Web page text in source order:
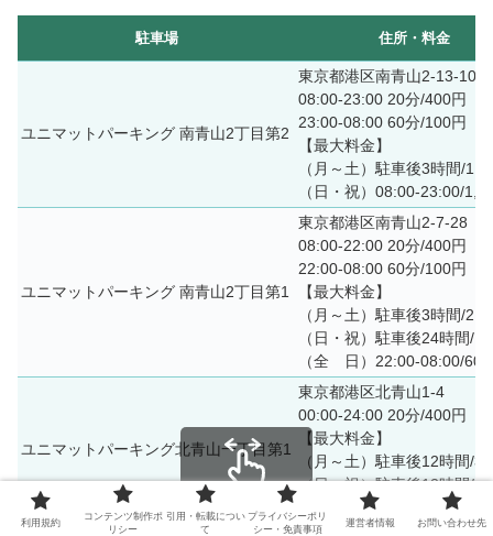
駐車場 住所・料金
ユニマットパーキング 南青山2丁目第2
東京都港区南青山2-13-10
08:00-23:00 20分/400円
23:00-08:00 60分/100円
【最大料金】
（月～土）駐車後3時間/
（日・祝）08:00-23:00/
ユニマットパーキング 南青山2丁目第1
東京都港区南青山2-7-28
08:00-22:00 20分/400円
22:00-08:00 60分/100円
【最大料金】
（月～土）駐車後3時間/
（日・祝）駐車後24時間/
（全 日）22:00-08:00/
ユニマットパーキング北青山一丁目第1
東京都港区北青山1-4
00:00-24:00 20分/400円
【最大料金】
（月～土）駐車後12時間/
（日・祝）駐車後12時間/
（全 日）20:00-08:00/
スクロールできます
利用規約
コンテンツ制作ポ
リシー
引用・転載につい
て
プライバシーポリ
シー・免責事項
運営者情報 お問い合わせ先